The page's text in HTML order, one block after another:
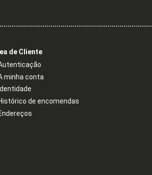
de Cliente
minha conta
Identidade
de encomendas